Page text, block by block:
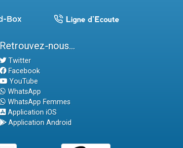
Retrouvez-nous...
Twitter
Facebook
YouTube
WhatsApp
WhatsApp Femmes
Application iOS
Application Android